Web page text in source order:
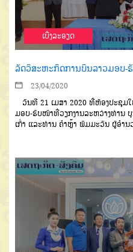
ເບີ່ງລະອຽດ
ລັດວິສະຫະກິດການບິນລາວມອບ-
23/04/2020
ວັນທີ 21 ເມສາ 2020 ທີ່ຫ້ອງປະຊຸມ
ມອບ-ຮັບໜ້າທີ່ວຽກງານລະຫວ່າງທ່ານ
ເກົ່າ ແລະທ່ານ ຄໍາຫຼ້າ ພົມມະວັນ ຜູ້ອໍາ